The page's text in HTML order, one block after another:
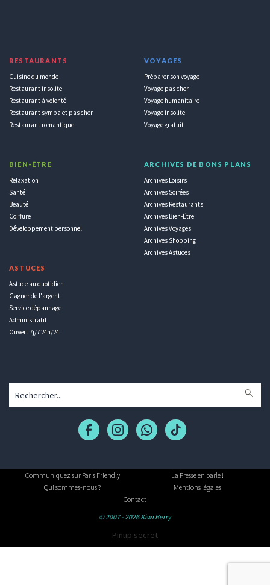
RESTAURANTS
Cuisine du monde
Restaurant insolite
Restaurant à volonté
Restaurant sympa et pas cher
Restaurant romantique
BIEN-ÊTRE
Relaxation
Santé
Beauté
Coiffure
Développement personnel
ASTUCES
Astuce au quotidien
Gagner de l'argent
Service dépannage
Administratif
Ouvert 7j/7 24h/24
VOYAGES
Préparer son voyage
Voyage pas cher
Voyage humanitaire
Voyage insolite
Voyage gratuit
ARCHIVES DE BONS PLANS
Archives Loisirs
Archives Soirées
Archives Restaurants
Archives Bien-Être
Archives Voyages
Archives Shopping
Archives Astuces
Communiquez sur Paris Friendly
La Presse en parle !
Qui sommes-nous ?
Mentions légales
Contact
© 2007 - 2026 Kiwi Berry
Pinup secret